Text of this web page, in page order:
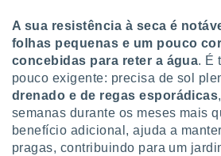
medir
da
medir o
dos
A sua resistência à seca é
folhas pequenas e um pouco
concebidas para reter a água. É
pouco exigente: precisa de sol
drenado e de regas esporádicas
semanas durante os meses mais
benefício adicional, ajuda a
pragas, contribuindo para um